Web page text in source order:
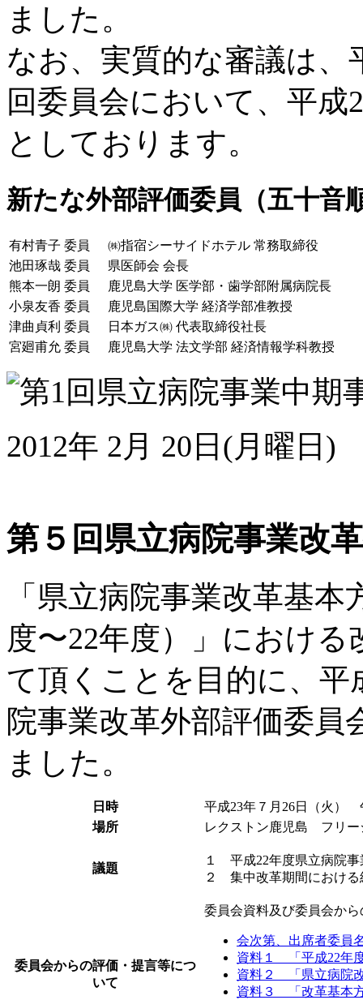
ました。
なお、実質的な審議は、
回委員会において、平
としております。
新たな外部評価委員（五十音
有村青子 委員
㈱指宿シーサイドホテル 常務取締役
池田琢哉 委員
県医師会 会長
熊本一朗 委員
鹿児島大学 医学部・歯学部附属病院長
小泉友香 委員
鹿児島国際大学 経済学部准教授
津曲貞利 委員
日本ガス㈱ 代表取締役社長
宮廻甫允 委員
鹿児島大学 法文学部 経済情報学科教授
2012年 2月 20日(月曜日)
第５回県立病院事業改
「県立病院事業改革基
度〜22年度）」におけ
て頂くことを目的に、平
院事業改革外部評価委員
ました。
日時
平成23年７月26日（火）
場所
レクストン鹿児島 フリー
議題
１ 平成22年度県立病院事
２ 集中改革期間におけ
委員会からの評価・提言等につ
いて
委員会資料及び委員会か
会次第、出席者委員
資料１ 「平成22年
資料２ 「県立病院
資料３ 「改革基本